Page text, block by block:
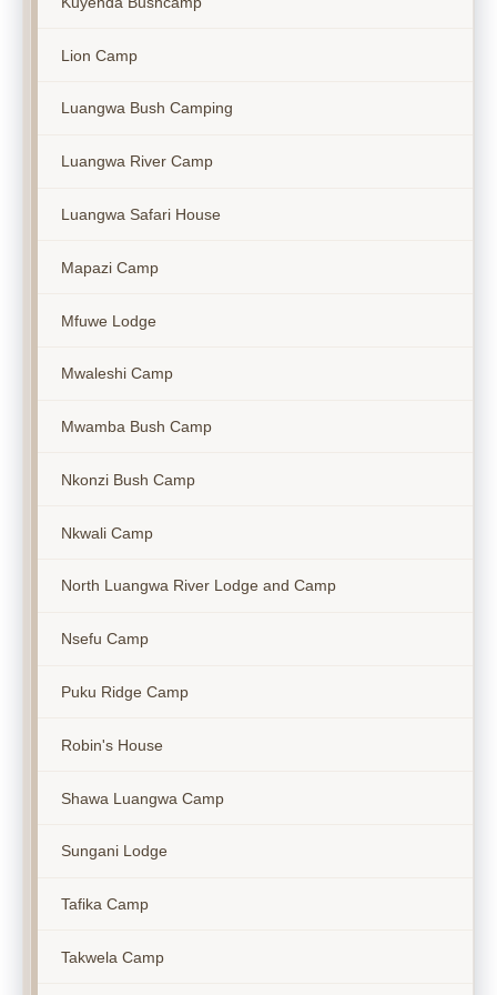
Lion Camp
Luangwa Bush Camping
Luangwa River Camp
Luangwa Safari House
Mapazi Camp
Mfuwe Lodge
Mwaleshi Camp
Mwamba Bush Camp
Nkonzi Bush Camp
Nkwali Camp
North Luangwa River Lodge and Camp
Nsefu Camp
Puku Ridge Camp
Robin's House
Shawa Luangwa Camp
Sungani Lodge
Tafika Camp
Takwela Camp